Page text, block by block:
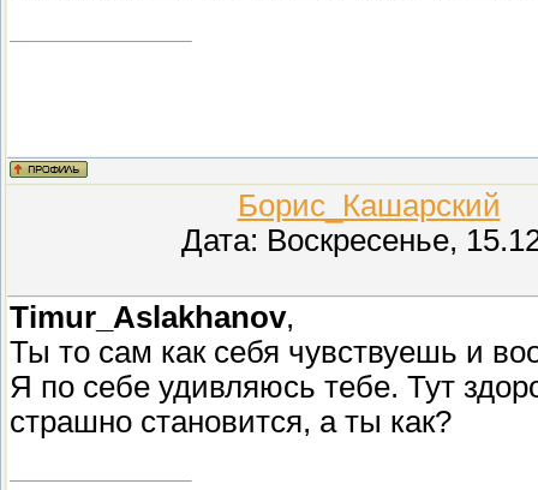
Борис_Кашарский
Дата: Воскресенье,
Timur_Aslakhanov,
Ты то сам как себя чувствуешь и
Я по себе удивляюсь тебе. Тут
страшно становится, а ты как?